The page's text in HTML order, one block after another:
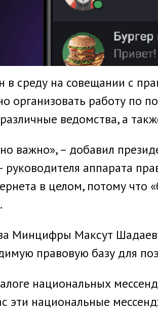
среду на совещании с
организовать работу по
ведомства, а
важно», – добавил
руководителя аппарата
в целом, потому что
Минцифры Максут Шадаев
правовую базу для
национальных
эти национальные